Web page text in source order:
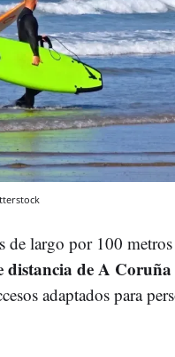
de largo por 100
distancia de A Coruña
adaptados para